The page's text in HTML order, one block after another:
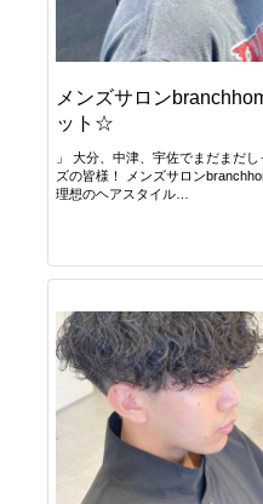
メンズサロン
ット☆
」 大分、中津、宇佐でまだまだ
ズの皆様！ メンズサロン
理想のヘアスタイル…